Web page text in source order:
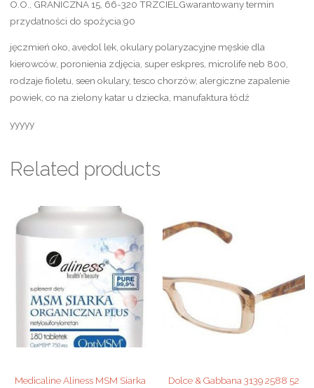
O.O., GRANICZNA 15, 66-320 TRZCIELGwarantowany termin
przydatności do spożycia:90
jęczmień oko, avedol lek, okulary polaryzacyjne męskie dla
kierowców, poronienia zdjęcia, super eskpres, microlife neb 800,
rodzaje fioletu, seen okulary, tesco chorzów, alergiczne zapalenie
powiek, co na zielony katar u dziecka, manufaktura łódź
yyyyy
Related products
Medicaline Aliness MSM Siarka
Dolce & Gabbana 3139 2588 52